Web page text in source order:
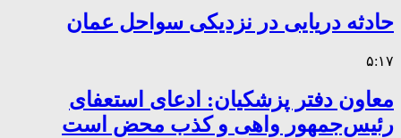
حادثه دریایی در نزدیکی سواحل عمان
۵:۱۷
معاون دفتر پزشکیان: ادعای استعفای
رئیس‌جمهور واهی و کذب محض است